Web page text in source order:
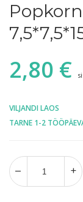
2,80 €
VILJANDI LAOS
TARNE 1-2